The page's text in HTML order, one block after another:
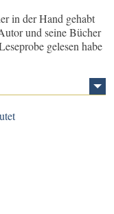
in der Hand gehabt
und seine Bücher
gelesen habe